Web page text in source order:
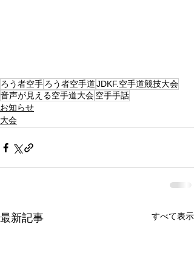
ろう者空手ろう者空手道JDKF.空手道競技大会
音声が見える空手道大会空手手話
お知らせ
大会
最新記事 すべて表示